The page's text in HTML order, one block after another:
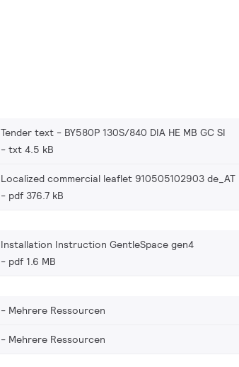
Tender text - BY580P 130S/840 DIA HE MB GC SI
txt 4.5 kB
Localized commercial leaflet 910505102903 de_AT
pdf 376.7 kB
Installation Instruction GentleSpace gen4
pdf 1.6 MB
Mehrere Ressourcen
Mehrere Ressourcen